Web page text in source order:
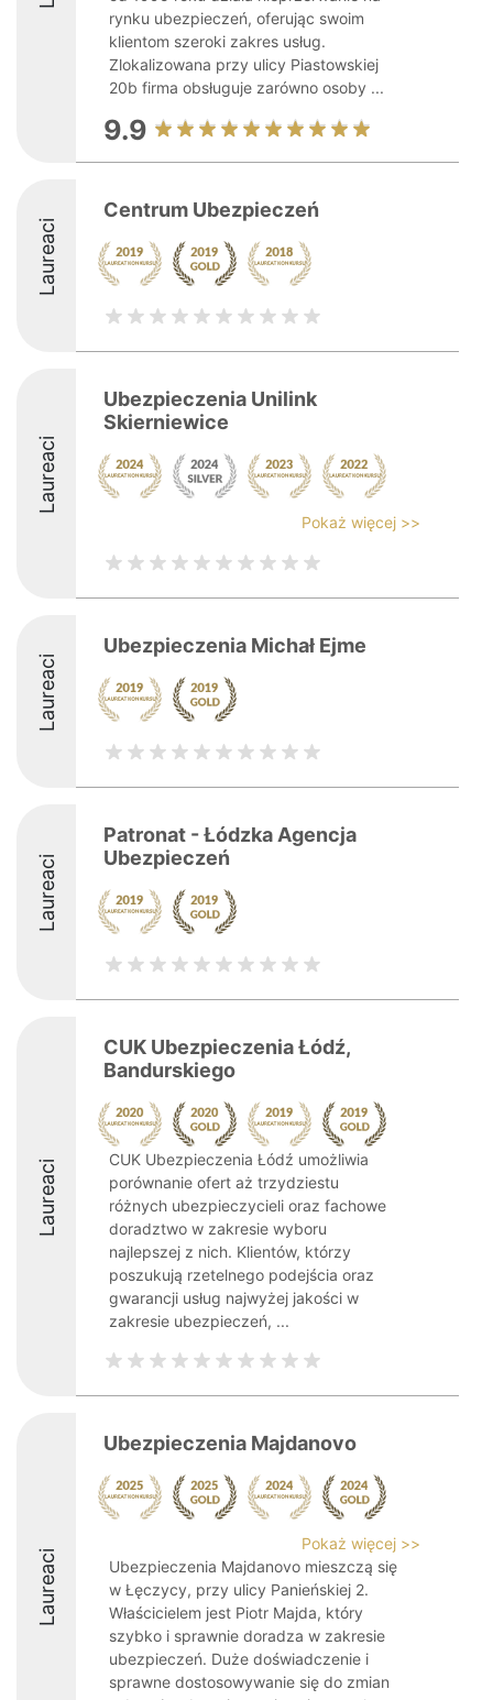
rynku ubezpieczeń, oferując swoim
klientom szeroki zakres usług.
Zlokalizowana przy ulicy Piastowskiej
20b firma obsługuje zarówno osoby ...
9.9
Laureaci
Centrum Ubezpieczeń
Laureaci
Ubezpieczenia Unilink
Skierniewice
Pokaż więcej >>
Laureaci
Ubezpieczenia Michał Ejme
Laureaci
Patronat - Łódzka Agencja
Ubezpieczeń
Laureaci
CUK Ubezpieczenia Łódź,
Bandurskiego
CUK Ubezpieczenia Łódź umożliwia
porównanie ofert aż trzydziestu
różnych ubezpieczycieli oraz fachowe
doradztwo w zakresie wyboru
najlepszej z nich. Klientów, którzy
poszukują rzetelnego podejścia oraz
gwarancji usług najwyżej jakości w
zakresie ubezpieczeń, ...
Laureaci
Ubezpieczenia Majdanovo
Pokaż więcej >>
Ubezpieczenia Majdanovo mieszczą się
w Łęczycy, przy ulicy Panieńskiej 2.
Właścicielem jest Piotr Majda, który
szybko i sprawnie doradza w zakresie
ubezpieczeń. Duże doświadczenie i
sprawne dostosowywanie się do zmian